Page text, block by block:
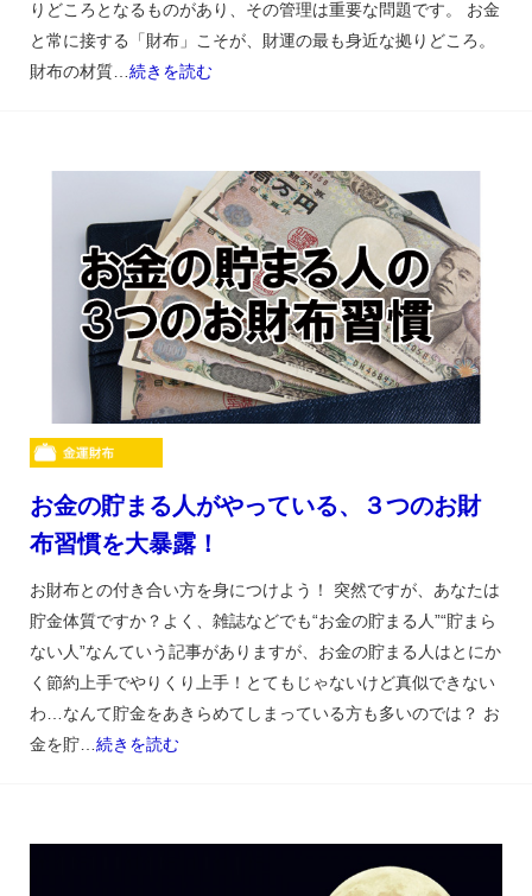
りどころとなるものがあり、その管理は重要な問題です。 お金
と常に接する「財布」こそが、財運の最も身近な拠りどころ。
財布の材質…続きを読む
お金の貯まる人がやっている、３つのお財
布習慣を大暴露！
お財布との付き合い方を身につけよう！ 突然ですが、あなたは
貯金体質ですか？よく、雑誌などでも“お金の貯まる人”“貯まら
ない人”なんていう記事がありますが、お金の貯まる人はとにか
く節約上手でやりくり上手！とてもじゃないけど真似できない
わ…なんて貯金をあきらめてしまっている方も多いのでは？ お
金を貯… 続きを読む